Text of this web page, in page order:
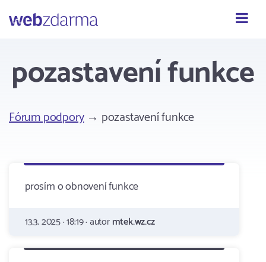
Webzdarma
pozastavení funkce
Fórum podpory→ pozastavení funkce
prosím o obnovení funkce
13.3. 2025 · 18:19 · autormtek.wz.cz